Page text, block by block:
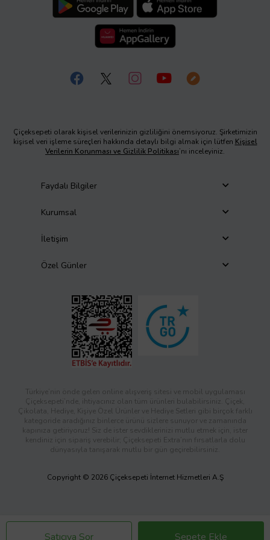
Satıcıya Sor Sepete Ekle
Çiçeksepeti olarak kişisel verilerinizin gizliliğini önemsiyoruz. Şirketimizin
kişisel veri işleme süreçleri hakkında detaylı bilgi almak için lütfen Kişisel
Verilerin Korunması ve Gizlilik Politikası’nı inceleyiniz.
Faydalı Bilgiler
Kurumsal
İletişim
Özel Günler
Türkiye’nin önde gelen online alışveriş sitesi ve mobil uygulaması
Çiçeksepeti’nde, ihtiyacınız olan tüm ürünleri bulabilirsiniz. Çiçek,
Çikolata, Hediye, Kişiye Özel Ürünler ve Hediye Setleri gibi birçok farklı
kategoride aradığınız binlerce ürünü sizlere sunuyor ve zamanında
kapınıza getiriyoruz! Siz de ister sevdiklerinizi mutlu etmek için, ister
kendiniz için sipariş verebilir; Çiçeksepeti Extra’nın fırsatlarla dolu
dünyasıyla tanışarak mutlu bir gün geçirebilirsiniz.
Copyright © 2026 Çiçeksepeti İnternet Hizmetleri A.Ş